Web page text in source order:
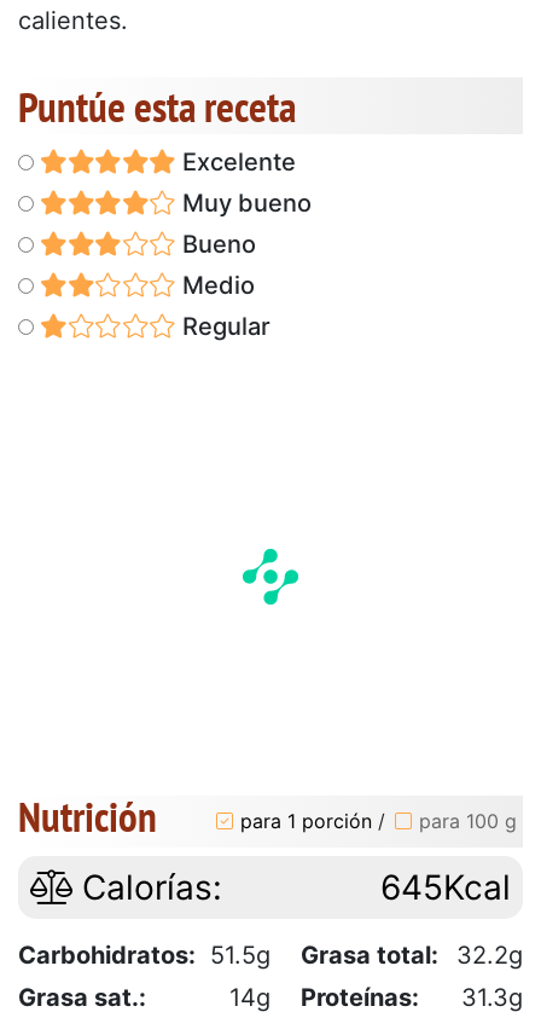
calientes.
Puntúe esta receta
Excelente
Muy bueno
Bueno
Medio
Regular
Nutrición para 1 porción / para 100 g
Calorías: 645Kcal
Carbohidratos: 51.5g Grasa total:
32.2g
Grasa sat.:
14g Proteínas:
31.3g